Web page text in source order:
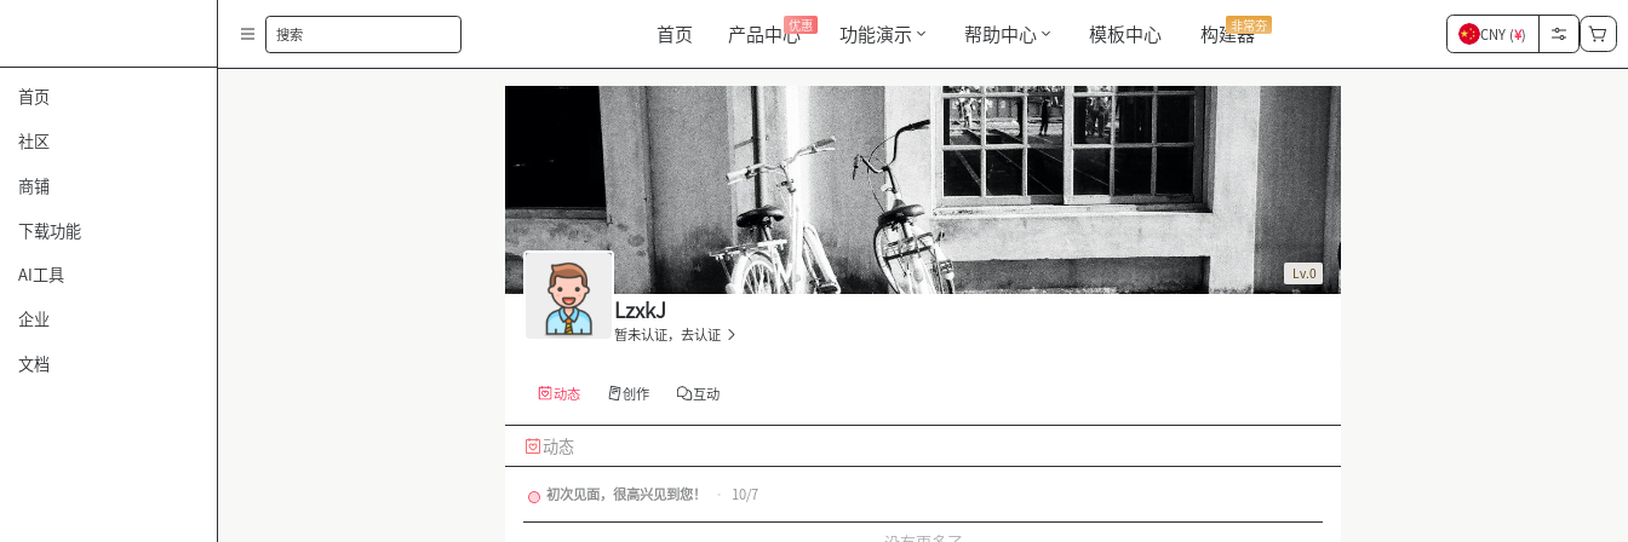
首页
社区
商铺
下载功能
AI工具
企业
文档
搜索 首页 产品中心优惠 功能演示 帮助中心 模板中心 构建器
非常夯 CNY (¥)
Lv.0
LzxkJ
暂未认证，去认证
动态 创作 互动
动态
初次见面，很高兴见到您！ • 10/7